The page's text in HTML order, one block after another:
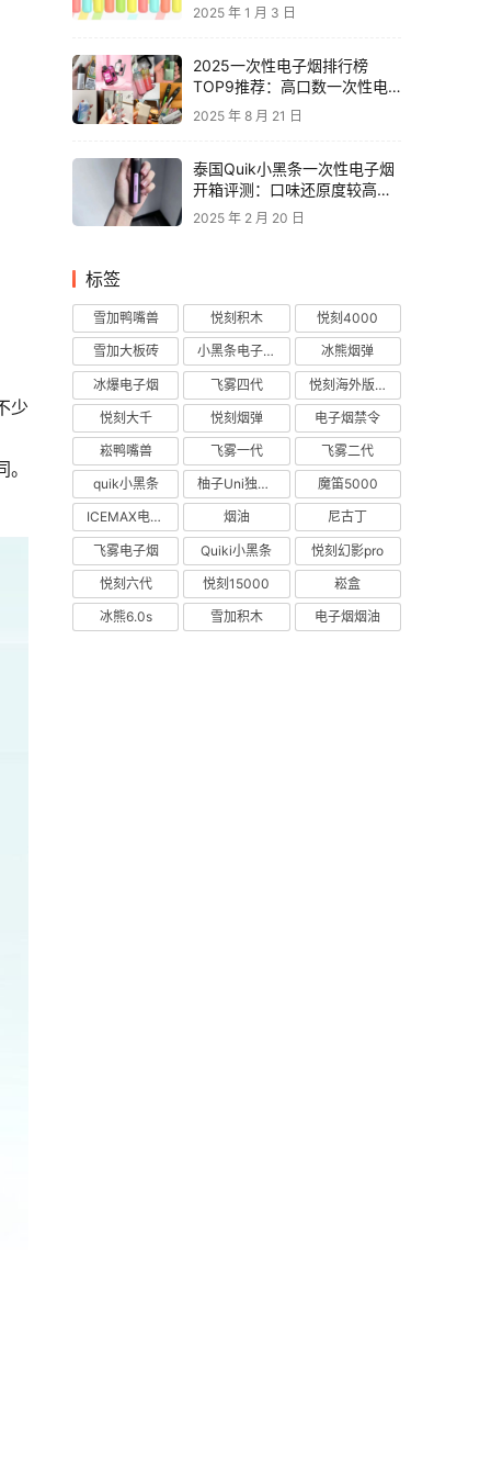
少
2025 年 1 月 3 日
2025一次性电子烟排行榜
TOP9推荐：高口数一次性电
子烟对比，性价比电子烟品牌
2025 年 8 月 21 日
泰国Quik小黑条一次性电子烟
开箱评测：口味还原度较高，
层次丰富
2025 年 2 月 20 日
标签
雪加鸭嘴兽 悦刻积木 悦刻4000
雪加大板砖 小黑条电子烟 冰熊烟弹
冰爆电子烟 飞雾四代 悦刻海外版烟弹
悦刻大千 悦刻烟弹 电子烟禁令
崧鸭嘴兽 飞雾一代 飞雾二代
quik小黑条 柚子Uni独角兽 魔笛5000
ICEMAX电子烟 烟油 尼古丁
飞雾电子烟 Quiki小黑条 悦刻幻影pro
悦刻六代 悦刻15000 崧盒
冰熊6.0s 雪加积木 电子烟烟油